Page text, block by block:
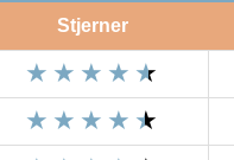
Stjerner